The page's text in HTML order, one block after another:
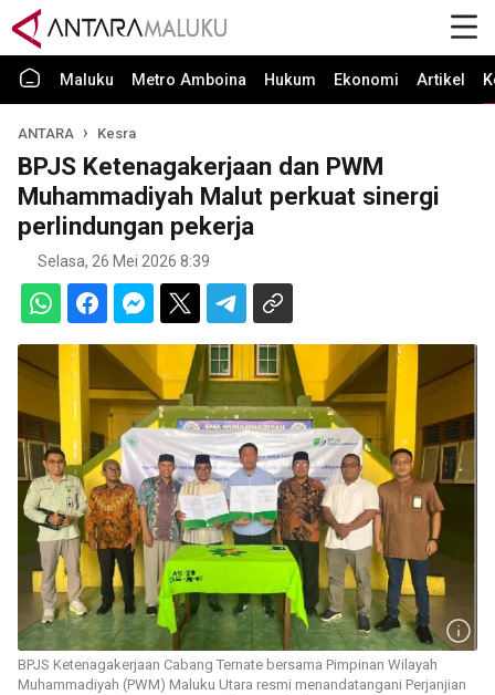
Maluku Metro Amboina Hukum Ekonomi Artikel
ANTARA Kesra
BPJS Ketenagakerjaan dan PWM
Muhammadiyah Malut perkuat sinergi
perlindungan pekerja
Selasa, 26 Mei 2026 8:39
BPJS Ketenagakerjaan Cabang Ternate bersama Pimpinan Wilayah
Muhammadiyah (PWM) Maluku Utara resmi menandatangani Perjanjian